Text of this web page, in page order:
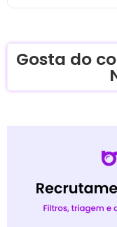
Gosta do